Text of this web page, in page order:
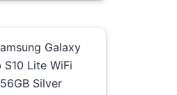
KM.
KM.